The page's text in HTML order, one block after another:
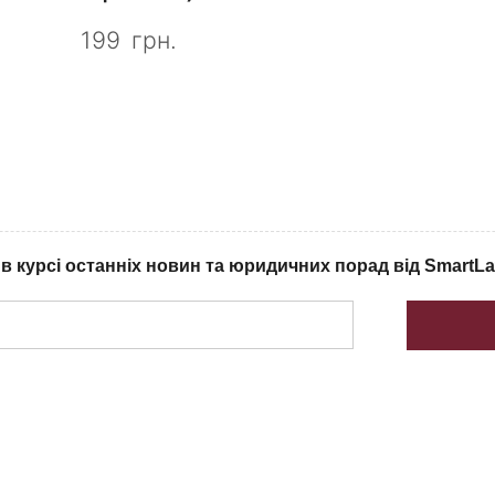
199 грн.
курсі останніх новин та юридичних порад від